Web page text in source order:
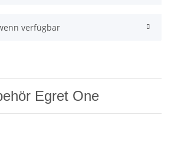
verfügbar
Egret One